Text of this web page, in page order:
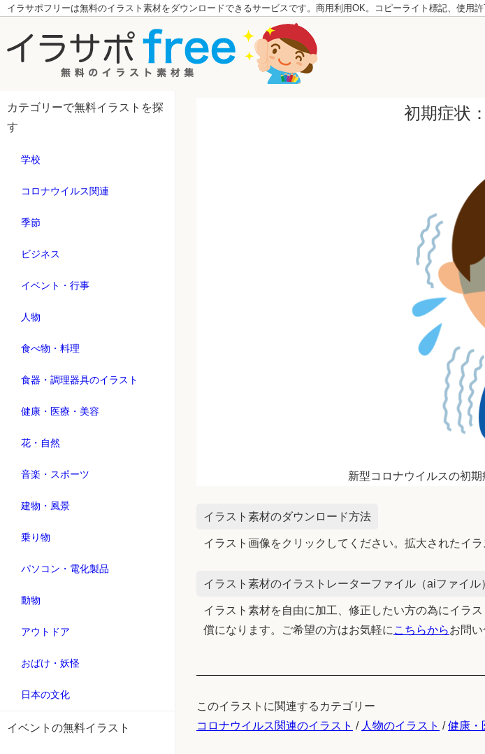
イラサポフリーは無料のイラスト素材をダウンロードできるサービスです。商用利用OK。コピーライト標記、使用
カテゴリーで無料イラストを探
す
学校
コロナウイルス関連
季節
ビジネス
イベント・行事
人物
食べ物・料理
食器・調理器具のイラスト
健康・医療・美容
花・自然
音楽・スポーツ
建物・風景
乗り物
パソコン・電化製品
動物
アウトドア
おばけ・妖怪
日本の文化
イベントの無料イラスト
初期症状
新型コロナウイルスの初
イラスト素材のダウンロード方法
イラスト画像をクリックしてください。拡大されたイ
イラスト素材のイラストレーターファイル（aiファイル
イラスト素材を自由に加工、修正したい方の為にイラ
償になります。ご希望の方はお気軽に こちらからお問い
このイラストに関連するカテゴリー
コロナウイルス関連のイラスト / 人物のイラスト /健康・